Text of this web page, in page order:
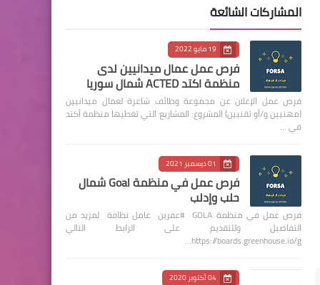
المشاركات الشائعة
19 مايو 2022
فرص عمل عمال ميدانيين لدى
منظمة اكتد ACTED شمال سوريا
فرص عمل الإعلان عن مجموعة وظائف شاغرة لعمال ميدانيين
(مهنيين و/أو تقنيين) المشروع: المشاريع التي تغطيها منظمة أكتد
في …
01 ديسمبر 2021
فرص عمل في منظمة Goal شمال
حلب وإدلب
فرص عمل في منظمة GOLA #عفرين عامل نظافة لمزيد من
التفاصيل وللتقديم على الرابط التالي
https://boards.greenhouse.io/g…
04 أكتوبر 2020